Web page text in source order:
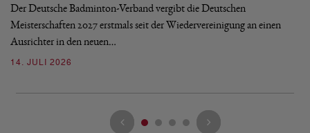
Der Deutsche Badminton-Verband vergibt die Deutschen
Meisterschaften 2027 erstmals seit der Wiedervereinigung an einen
Ausrichter in den neuen…
14. JULI 2026